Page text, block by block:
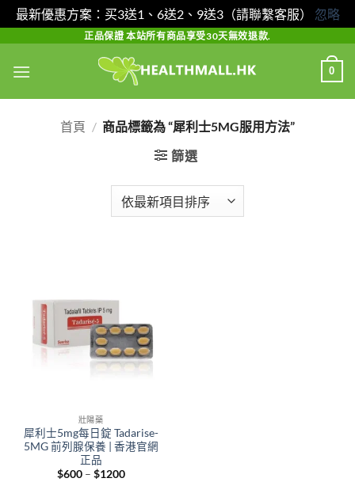
最新優惠方案：买3送1、6送2、9送3（請聯繫客服） 忽略
content
正品保證 本站所有商品享受30天無效退款.
0
首頁 / 商品標籤為 “犀利士5MG服用方法”
篩選
壯陽藥
犀利士5mg每日錠 Tadarise-
5MG 前列腺保養 | 香港官網
正品
$600 – $1200Price